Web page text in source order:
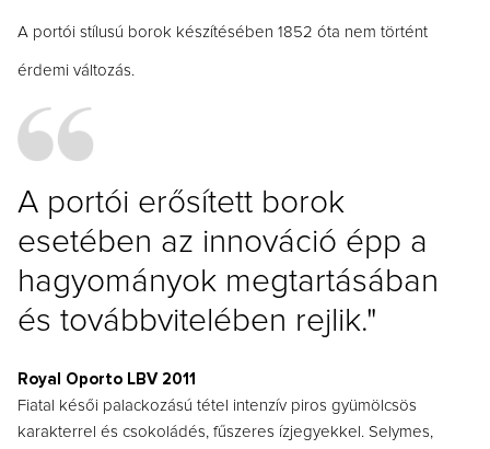
A portói stílusú borok készítésében 1852 óta nem történt
érdemi változás.
A portói erősített borok
esetében az innováció épp a
hagyományok megtartásában
és továbbvitelében rejlik."
Royal Oporto LBV 2011
Fiatal késői palackozású tétel intenzív piros gyümölcsös
karakterrel és csokoládés, fűszeres ízjegyekkel. Selymes,